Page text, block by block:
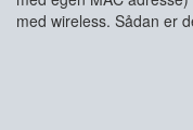
med wireless. Sådan er